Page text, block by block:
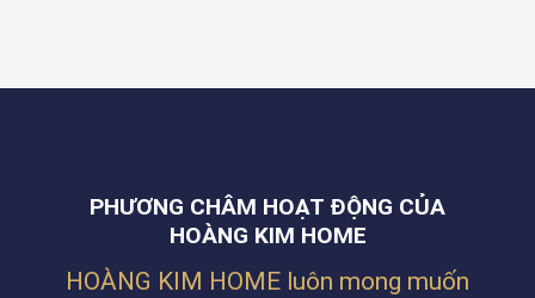
PHƯỚC
MAX
RÈM
SIÊU
ẤM
CÚNG
CỦA
CHỊ
PHƯƠNG CHÂM HOẠT ĐỘNG CỦA
HOÀNG KIM HOME
HOÀNG KIM HOME luôn mong muốn